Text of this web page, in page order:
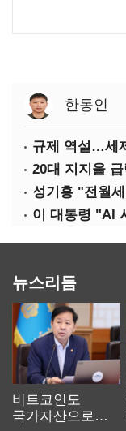
한동인
규제 역설…세
20대 지지율
뉴스리듬
비트코인도
국가자산으로…'